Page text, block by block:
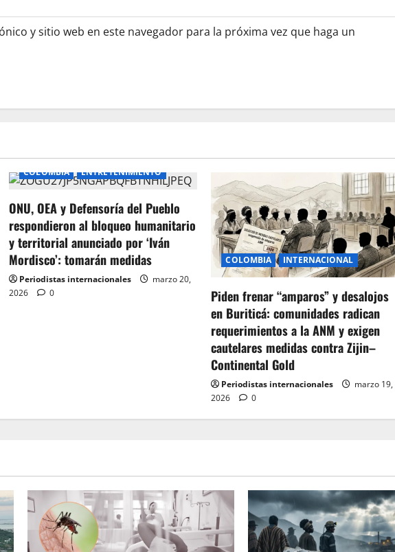
y sitio web en este navegador para la próxima vez que haga un
COLOMBIA ENTRETENIMIENTO
ONU, OEA y Defensoría del Pueblo
respondieron al bloqueo humanitario
y territorial anunciado por ‘Iván
Mordisco’: tomarán medidas
Periodistas internacionales
marzo 20,
2026
0
COLOMBIA INTERNACIONAL
Piden frenar “amparos” y desalojos
en Buriticá: comunidades radican
requerimientos a la ANM y exigen
cautelares medidas contra Zijin–
Continental Gold
Periodistas internacionales
marzo 19,
2026
0